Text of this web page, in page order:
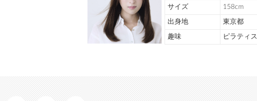
サイズ 158cm
出身地 東京都
趣味 ピラティス